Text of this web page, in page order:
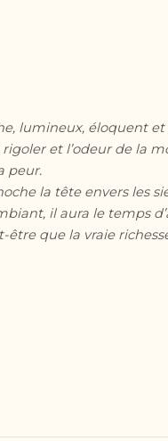
lumineux, éloquent
et l’odeur de la
peur.
la tête envers les
il aura le temps
que la vraie